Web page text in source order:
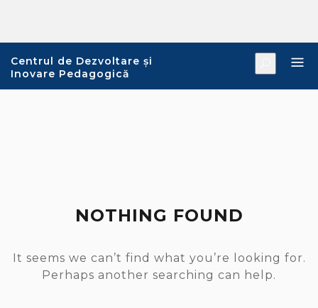
content
Centrul de Dezvoltare și
Inovare Pedagogică
NOTHING FOUND
It seems we can’t find what you’re looking for.
Perhaps another searching can help.